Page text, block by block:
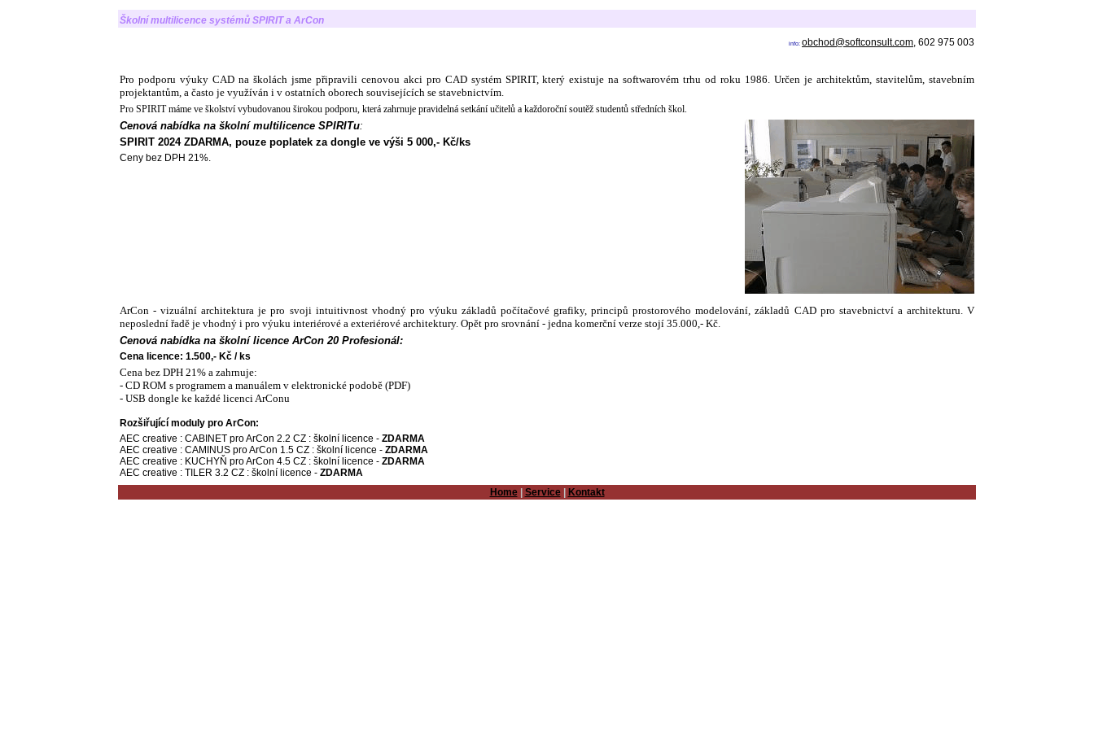
Školní multilicence systémů SPIRIT a ArCon
info: obchod@softconsult.com, 602 975 003
Pro podporu výuky CAD na školách jsme připravili cenovou akci pro CAD systém SPIRIT, který existuje na softwarovém trhu od roku 1986. Určen je architektům, stavitelům, stavebním
projektantům, a často je využíván i v ostatních oborech souvisejících se stavebnictvím.
Pro SPIRIT máme ve školství vybudovanou širokou podporu, která zahrnuje pravidelná setkání učitelů a každoroční soutěž studentů středních škol.
Cenová nabídka na školní multilicence SPIRITu:
SPIRIT 2024 ZDARMA, pouze poplatek za dongle ve výši 5 000,- Kč/ks
Ceny bez DPH 21%.
ArCon - vizuální architektura je pro svoji intuitivnost vhodnýpro výuku základů počítačové grafiky, principů prostorového modelování, základů CAD pro stavebnictví a architekturu. V
neposlední řadě je vhodný i pro výuku interiérové a exteriérové architektury. Opět pro srovnání - jedna komerční verze stojí 35.000,- Kč.
Cenová nabídka na školní licence ArCon 20 Profesionál:
Cena licence: 1.500,- Kč / ks
Cena bez DPH 21% a zahrnuje:
- CD ROM s programem a manuálem v elektronické podobě (PDF)
- USB dongle ke každé licenci ArConu
Rozšiřující moduly pro ArCon:
AEC creative : CABINET pro ArCon 2.2 CZ : školní licence - ZDARMA
AEC creative : CAMINUS pro ArCon 1.5 CZ : školní licence - ZDARMA
AEC creative : KUCHYŇ pro ArCon 4.5 CZ : školní licence - ZDARMA
AEC creative : TILER 3.2 CZ : školní licence - ZDARMA
Home| Service| Kontakt